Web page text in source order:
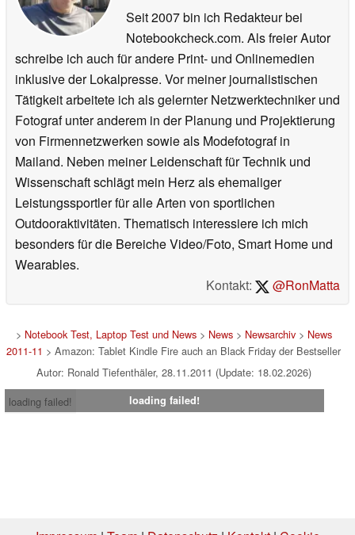
Seit 2007 bin ich Redakteur bei
Notebookcheck.com. Als freier Autor
schreibe ich auch für andere Print- und Onlinemedien
inklusive der Lokalpresse. Vor meiner journalistischen
Tätigkeit arbeitete ich als gelernter Netzwerktechniker und
Fotograf unter anderem in der Planung und Projektierung
von Firmennetzwerken sowie als Modefotograf in
Mailand. Neben meiner Leidenschaft für Technik und
Wissenschaft schlägt mein Herz als ehemaliger
Leistungssportler für alle Arten von sportlichen
Outdooraktivitäten. Thematisch interessiere ich mich
besonders für die Bereiche Video/Foto, Smart Home und
Wearables.
Kontakt:
@RonMatta
> Notebook Test, Laptop Test und News> News> Newsarchiv> News
2011-11 > Amazon: Tablet Kindle Fire auch an Black Friday der Bestseller
Autor: Ronald Tiefenthäler, 28.11.2011 (Update: 18.02.2026)
loading failed!
loading failed!